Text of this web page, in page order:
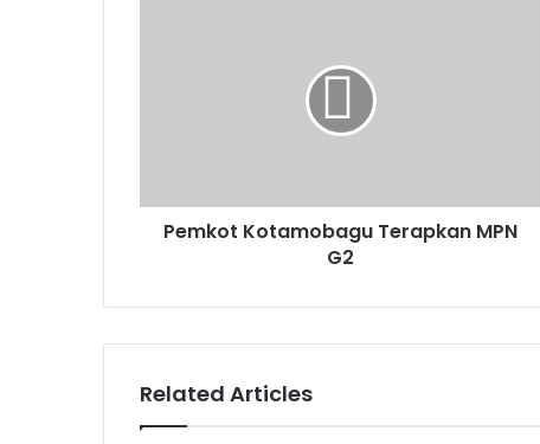
Pemkot Kotamobagu Terapkan MPN
G2
Related Articles